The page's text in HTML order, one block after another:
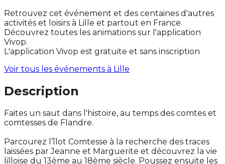
Retrouvez cet événement et des centaines d'autres
activités et loisirs à Lille et partout en France.
Découvrez toutes les animations sur l'application
Vivop.
L'application Vivop est gratuite et sans inscription
Voir tous les événements à Lille
Description
Faites un saut dans l'histoire, au temps des comtes et
comtesses de Flandre.
Parcourez l’îlot Comtesse à la recherche des traces
laissées par Jeanne et Marguerite et découvrez la vie
lilloise du 13ème au 18ème siècle. Poussez ensuite les